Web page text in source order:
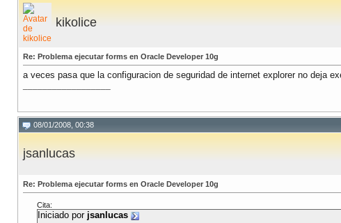
kikolice
Re: Problema ejecutar forms en Oracle Developer 10g
a veces pasa que la configuracion de seguridad de internet explorer no deja
08/01/2008, 00:38
jsanlucas
Re: Problema ejecutar forms en Oracle Developer 10g
Cita:
Iniciado por jsanlucas